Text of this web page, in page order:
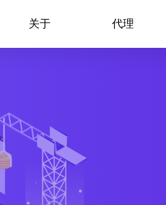
关于 代理